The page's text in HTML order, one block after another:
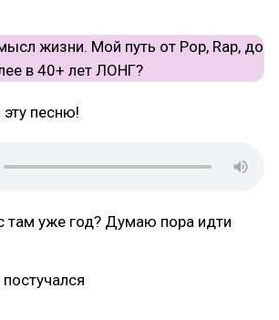
песню!
там уже год? Думаю пора идти